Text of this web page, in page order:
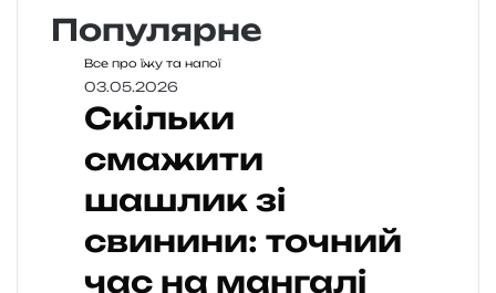
Популярне
Все про їжу та напої
03.05.2026
Скільки
смажити
шашлик зі
свинини: точний
час на мангалі